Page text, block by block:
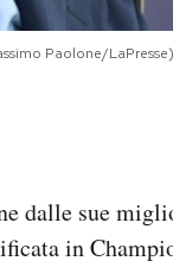
Paolone/LaPresse)
dalle sue
in